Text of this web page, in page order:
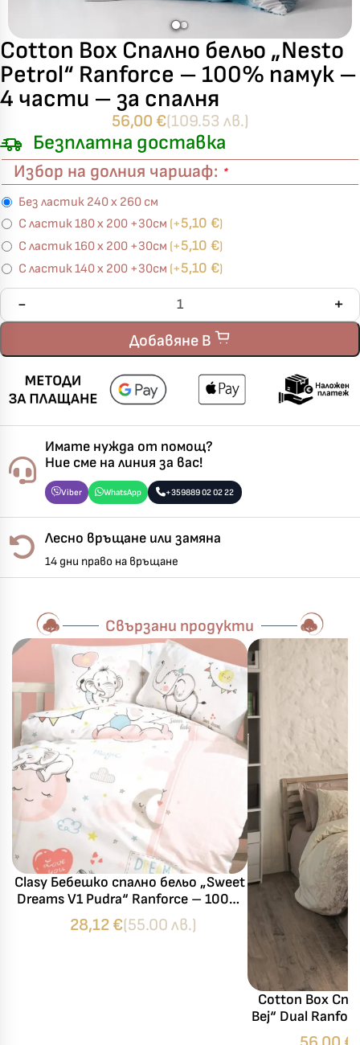
Cotton Box Спално бельо „Nesto
Petrol“ Ranforce – 100% памук –
4 части – за спалня
56,00 €(109.53 лв.)
Безплатна доставка
Избор на долния чаршаф: *
Без ластик 240 х 260 см
С ластик 180 х 200 +30см (+5,10 €)
С ластик 160 х 200 +30см (+5,10 €)
С ластик 140 х 200 +30см (+5,10 €)
Добавяне В
Имате нужда от помощ?
Ние сме на линия за вас!
Viber WhatsApp +359889 02 02 22
Лесно връщане или замяна
14 дни право на връщане
Свързани продукти
Clasy Бебешко спално бельо „Sweet
Dreams V1 Pudra“ Ranforce – 100%
памук – 4 части – за бебешко
легло
28,12 €(55.00 лв.)
Cotton Box
Bej“ Dual
4 части